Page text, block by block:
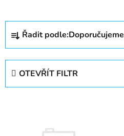
Ř
z
Řadit podle:Doporučujeme
OTEVŘÍT FILTR